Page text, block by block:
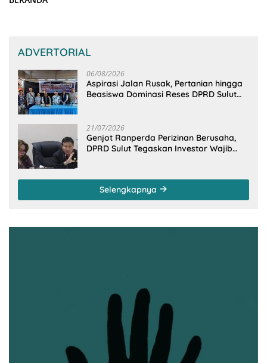
ADVERTORIAL
06/08/2026
Aspirasi Jalan Rusak, Pertanian hingga
Beasiswa Dominasi Reses DPRD Sulut
21/07/2026
Genjot Ranperda Perizinan Berusaha,
DPRD Sulut Tegaskan Investor Wajib
Selengkapnya